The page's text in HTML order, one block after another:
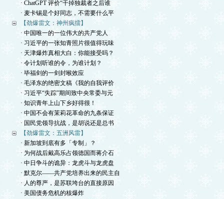
· ChatGPT 评价“干掉独裁者之后谁
· 麦卡锡是个好同志，不需要什么平
【劲爆雷文：神州疯擂】
· 中国唯一的一位伟大的共产党人
· 习近平的一张知青照片很值得玩味
· 天津爆炸真相大白：你能接受吗？
· 令计划听谁的令，为谁计划？
· 毕福剑的一剑封喉效应
· 毛泽东的绝密文稿《我的自我评价
· 习近平“失踪”期间致中央常委与元
· 知识青年上山下乡好得很！
· 中国不会有茉莉花革命的九条保证
· 国民党领导抗战，是胡说还是总书
【劲爆雷文：五洲风雷】
· 新加坡到底有多「专制」？
· 为何战后戴高乐占领德国而蒋介石
· 中日争斗的诡异：龙虎斗与龙虎盘
· 默克尔——共产党培养出来的民主自
· 人的尊严，是苏联垮台的直接原因
· 美国债务危机的核爆炸